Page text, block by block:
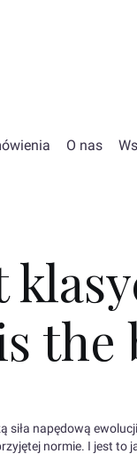
O nas
the
siła napędową
normie. I jest